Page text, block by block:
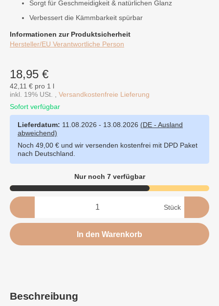
Sorgt für Geschmeidigkeit & natürlichen Glanz
Verbessert die Kämmbarkeit spürbar
Informationen zur Produktsicherheit
Hersteller/EU Verantwortliche Person
18,95 €
42,11 € pro 1 l
inkl. 19% USt. , Versandkostenfreie Lieferung
Sofort verfügbar
Lieferdatum: 11.08.2026 - 13.08.2026 (DE - Ausland
abweichend)
Noch 49,00 € und wir versenden kostenfrei mit DPD Paket
nach Deutschland.
Nur noch 7 verfügbar
Stück
In den Warenkorb
Beschreibung